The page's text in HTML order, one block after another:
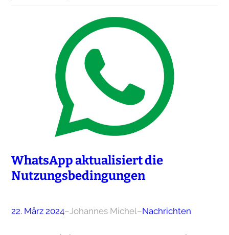
WhatsApp aktualisiert die
Nutzungsbedingungen
22. März 2024–Johannes Michel–Nachrichten